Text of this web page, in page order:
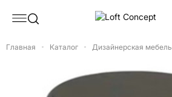
Главная Каталог Дизайнерская мебель